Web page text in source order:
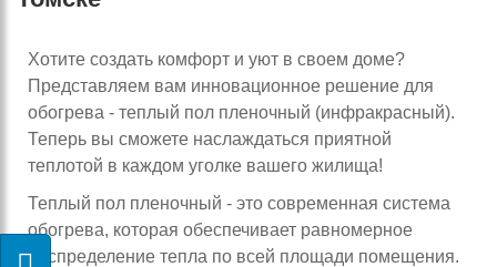
Хотите создать комфорт и уют в своем доме?
Представляем вам инновационное решение для
обогрева - теплый пол пленочный (инфракрасный).
Теперь вы сможете наслаждаться приятной
теплотой в каждом уголке вашего жилища!
Теплый пол пленочный - это современная система
обогрева, которая обеспечивает равномерное
распределение тепла по всей площади помещения.